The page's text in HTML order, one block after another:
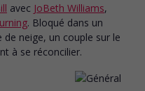
avec JoBeth Williams,
. Bloqué dans un
neige, un couple sur le
à se réconcilier.